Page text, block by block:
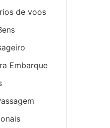
de voos
Embarque